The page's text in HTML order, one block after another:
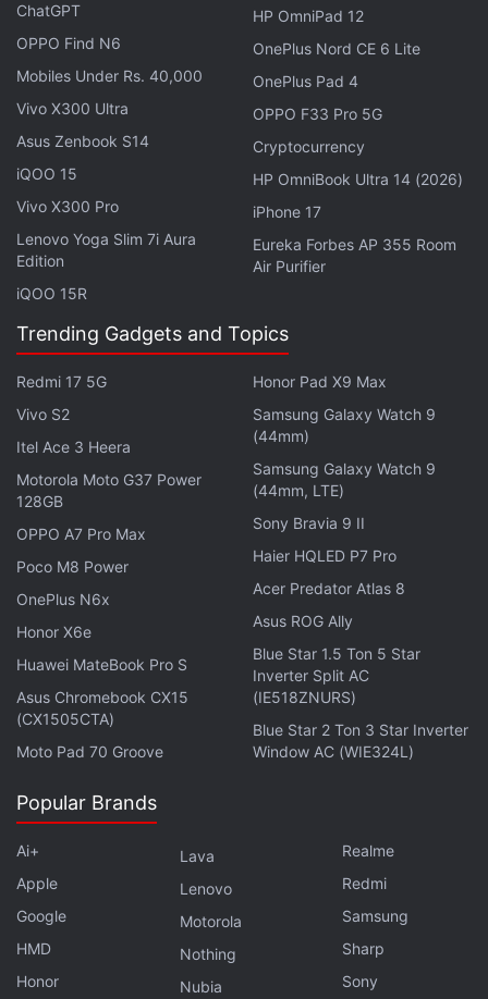
शुरू करने जा रही है।
Paytmऑनलाइन सोनाखरीदने की सुविधा भी प्रदान कर रही है।
Paytm ऐप से ऑनलाइन सोना खरीदने के लिए आपको सबसे पहले सर्च
बार में जाना होगा और वहां गोल्ड टाइप करना होगा। उसके बाद Paytm
Gold का ऑप्शन खुल जाएगा। यहां पर आप 5 रुपये का भी गोल्ड खरीद
सकते हैं। अगर मान लीजिए कि आप 5 रुपये का गोल्ड खरीदते हैं तो
उसके साथ आपको 5 रुपये और 3 प्रतिशत जीएसटी का भुगतान करना
होगा।
लेटेस्ट टेक न्यूज़, स्मार्टफोन रिव्यू और लोकप्रियमोबाइलपर मिलने वाले
एक्सक्लूसिव ऑफर के लिए गैजेट्स 360एंड्रॉयडऐप डाउनलोड करें और
हमेंगूगल समाचारपर फॉलो करें।
ये भी पढ़े:Paytm Buy Now Pay Later ,Paytm ,Buy now pay later
Update
ChatGPT
OPPO Find N6
Mobiles Under Rs. 40,000
Vivo X300 Ultra
Asus Zenbook S14
iQOO 15
Vivo X300 Pro
Lenovo Yoga Slim 7i Aura
Edition
iQOO 15R
HP OmniPad 12
OnePlus Nord CE 6 Lite
OnePlus Pad 4
OPPO F33 Pro 5G
Cryptocurrency
HP OmniBook Ultra 14 (2026)
iPhone 17
Eureka Forbes AP 355 Room
Air Purifier
Trending Gadgets and Topics
Redmi 17 5G
Vivo S2
Itel Ace 3 Heera
Motorola Moto G37 Power
128GB
OPPO A7 Pro Max
Poco M8 Power
OnePlus N6x
Honor X6e
Huawei MateBook Pro S
Asus Chromebook CX15
(CX1505CTA)
Moto Pad 70 Groove
Honor Pad X9 Max
Samsung Galaxy Watch 9
(44mm)
Samsung Galaxy Watch 9
(44mm, LTE)
Sony Bravia 9 II
Haier HQLED P7 Pro
Acer Predator Atlas 8
Asus ROG Ally
Blue Star 1.5 Ton 5 Star
Inverter Split AC
(IE518ZNURS)
Blue Star 2 Ton 3 Star Inverter
Window AC (WIE324L)
Popular Brands
Ai+
Apple
Google
HMD
Honor
Lava
Lenovo
Motorola
Nothing
Nubia
Realme
Redmi
Samsung
Sharp
Sony